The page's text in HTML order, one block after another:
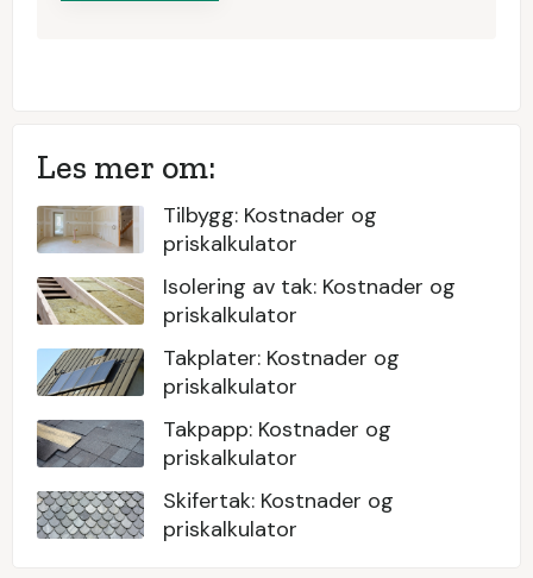
Les mer om:
Tilbygg: Kostnader og
priskalkulator
Isolering av tak: Kostnader og
priskalkulator
Takplater: Kostnader og
priskalkulator
Takpapp: Kostnader og
priskalkulator
Skifertak: Kostnader og
priskalkulator